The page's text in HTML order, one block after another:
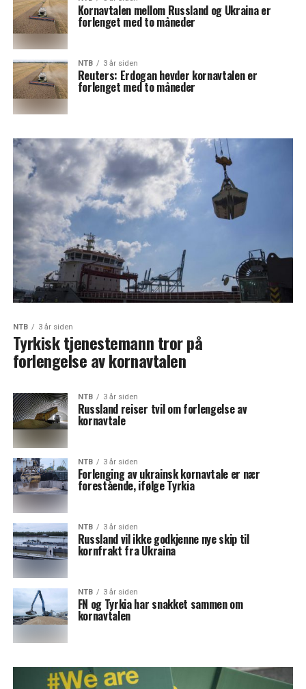
Kornavtalen mellom Russland og Ukraina er
forlenget med to måneder
NTB 3 år siden
Reuters: Erdogan hevder kornavtalen er
forlenget med to måneder
NTB 3 år siden
Tyrkisk tjenestemann tror på
forlengelse av kornavtalen
NTB 3 år siden
Russland reiser tvil om forlengelse av
kornavtale
NTB 3 år siden
Forlenging av ukrainsk kornavtale er nær
forestående, ifølge Tyrkia
NTB 3 år siden
Russland vil ikke godkjenne nye skip til
kornfrakt fra Ukraina
NTB 3 år siden
FN og Tyrkia har snakket sammen om
kornavtalen